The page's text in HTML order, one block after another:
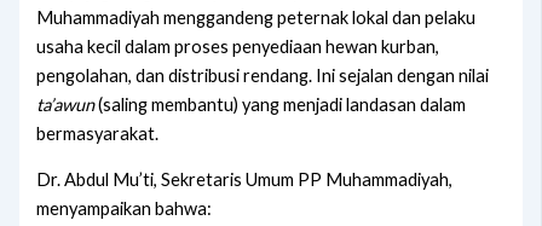
Muhammadiyah menggandeng peternak lokal dan pelaku
usaha kecil dalam proses penyediaan hewan kurban,
pengolahan, dan distribusi rendang. Ini sejalan dengan nilai
ta’awun(saling membantu) yang menjadi landasan dalam
bermasyarakat.
Dr. Abdul Mu’ti, Sekretaris Umum PP Muhammadiyah,
menyampaikan bahwa: